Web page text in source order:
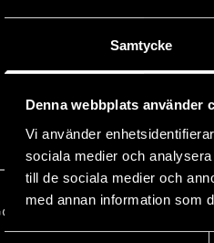
Samtycke
Denna webbplats använder
Vi använder
sociala medier och
till de sociala medier och
med annan information som